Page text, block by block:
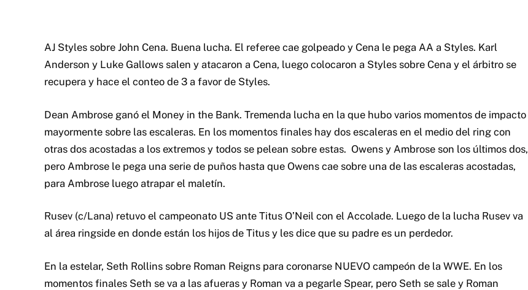
AJ Styles sobre John Cena. Buena lucha. El referee cae golpeado y Cena le pega AA a Styles. Karl
Anderson y Luke Gallows salen y atacaron a Cena, luego colocaron a Styles sobre Cena y el árbitro se
recupera y hace el conteo de 3 a favor de Styles.
Dean Ambrose ganó el Money in the Bank. Tremenda lucha en la que hubo varios momentos de impacto
mayormente sobre las escaleras. En los momentos finales hay dos escaleras en el medio del ring con
otras dos acostadas a los extremos y todos se pelean sobre estas. Owens y Ambrose son los últimos dos,
pero Ambrose le pega una serie de puños hasta que Owens cae sobre una de las escaleras acostadas,
para Ambrose luego atrapar el maletín.
Rusev (c/Lana) retuvo el campeonato US ante Titus O’Neil con el Accolade. Luego de la lucha Rusev va
al área ringside en donde están los hijos de Titus y les dice que su padre es un perdedor.
En la estelar, Seth Rollins sobre Roman Reigns para coronarse NUEVO campeón de la WWE. En los
momentos finales Seth se va a las afueras y Roman va a pegarle Spear, pero Seth se sale y Roman